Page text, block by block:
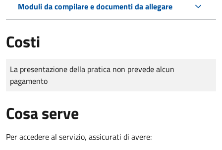
Moduli da compilare e documenti da allegare
Costi
Tipo di pagamento
Importo
La presentazione della pratica non prevede alcun
pagamento
Cosa serve
Per accedere al servizio, assicurati di avere: